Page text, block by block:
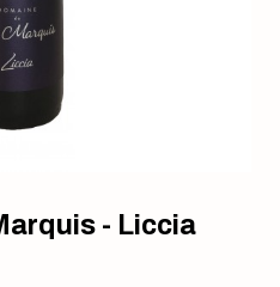
- Liccia